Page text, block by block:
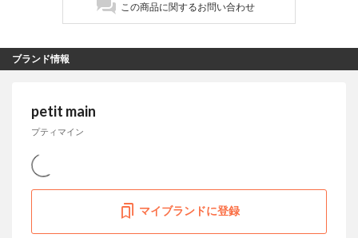
この商品に関するお問い合わせ
ブランド情報
petit main
プティマイン
マイブランドに登録